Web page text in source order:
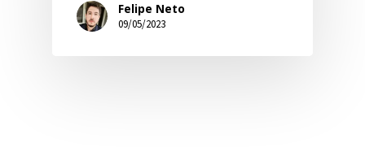
Felipe Neto
09/05/2023